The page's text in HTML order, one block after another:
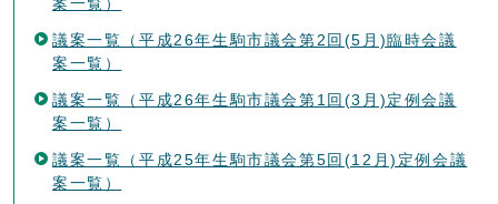
議案一覧（平成26年生駒市議会第2回(5月)臨時会議
案一覧）
議案一覧（平成26年生駒市議会第1回(3月)定例会議
案一覧）
議案一覧（平成25年生駒市議会第5回(12月)定例会議
案一覧）